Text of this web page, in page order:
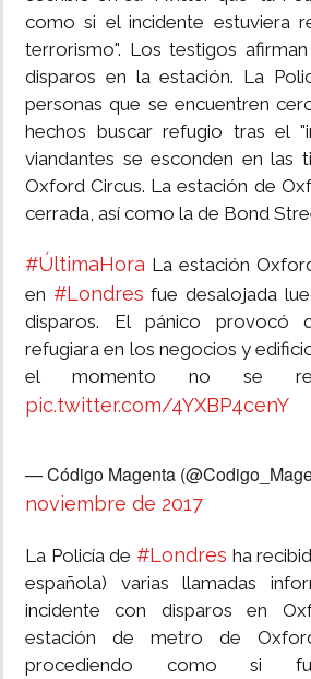
como si el incidente estuviera
terrorismo". Los testigos
disparos en la estación. La
personas que se encuentren
hechos buscar refugio tras el
viandantes se esconden en las
Oxford Circus. La estación de
cerrada, así como la de Bond
#ÚltimaHora La estación
en #Londres fue desalojada
disparos. El pánico provocó
refugiara en los negocios y
el momento no se
pic.twitter.com/4YXBP4cenY
— Código Magenta
noviembre de 2017
La Policía de #Londres ha
española) varias llamadas
incidente con disparos en
estación de metro de
procediendo como si